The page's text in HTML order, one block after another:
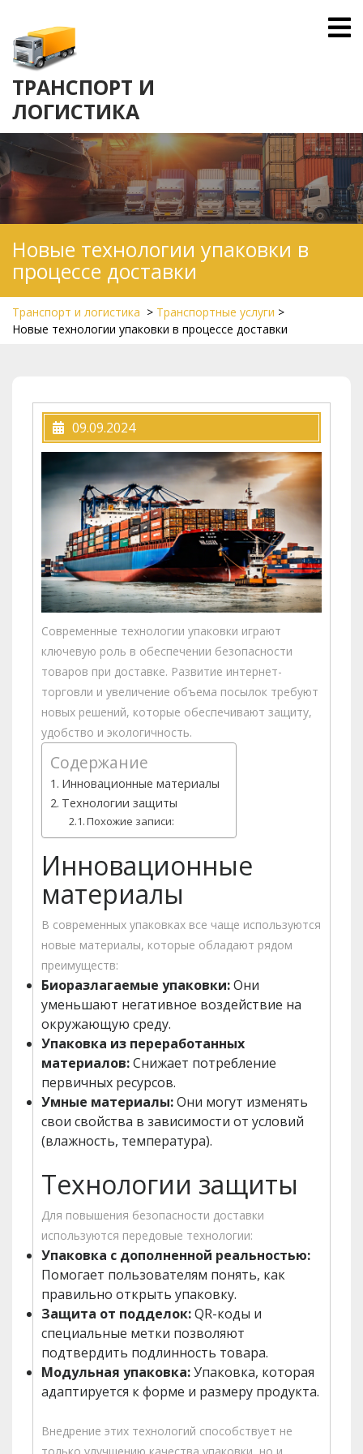
content
ТРАНСПОРТ И
ЛОГИСТИКА
Новые технологии упаковки в
процессе доставки
Транспорт и логистика > Транспортные услуги >
Новые технологии упаковки в процессе доставки
09.09.2024
Современные технологии упаковки играют
ключевую роль в обеспечении безопасности
товаров при доставке. Развитие интернет-
торговли и увеличение объема посылок требуют
новых решений, которые обеспечивают защиту,
удобство и экологичность.
Содержание
Инновационные материалы
Технологии защиты
Похожие записи:
Инновационные
материалы
В современных упаковках все чаще используются
новые материалы, которые обладают рядом
преимуществ:
Биоразлагаемые упаковки:Они
уменьшают негативное воздействие на
окружающую среду.
Упаковка из переработанных
материалов:Снижает потребление
первичных ресурсов.
Умные материалы:Они могут изменять
свои свойства в зависимости от условий
(влажность, температура).
Технологии защиты
Для повышения безопасности доставки
используются передовые технологии:
Упаковка с дополненной реальностью:
Помогает пользователям понять, как
правильно открыть упаковку.
Защита от подделок:QR-коды и
специальные метки позволяют
подтвердить подлинность товара.
Модульная упаковка:Упаковка, которая
адаптируется к форме и размеру продукта.
Внедрение этих технологий способствует не